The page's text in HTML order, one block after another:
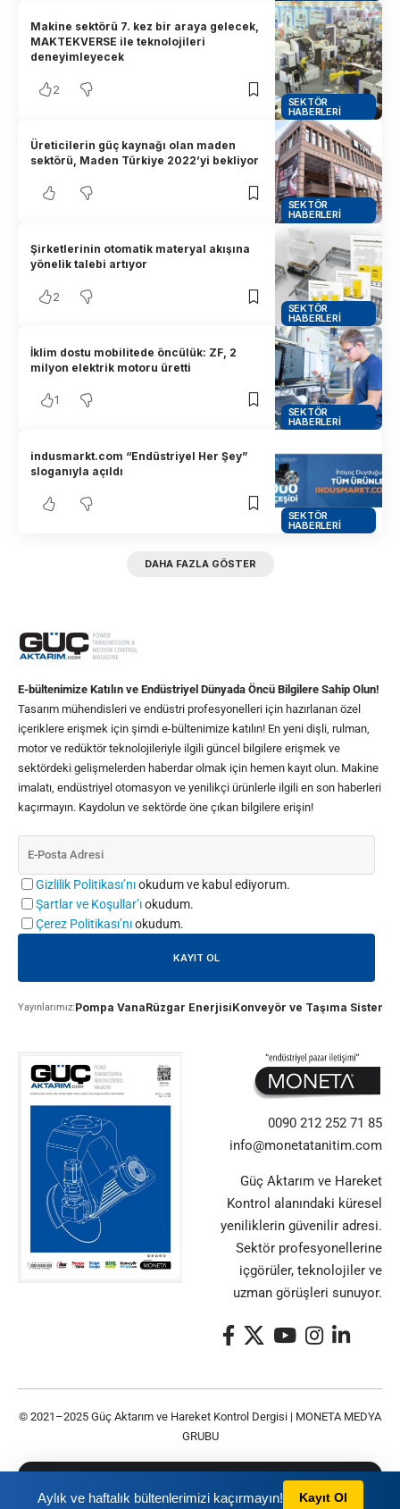
Şartlarını kabul etmiş olursunuz.
TAMAM
SEKTÖR
HABERLERI
Makine sektörü 7. kez bir araya gelecek,
MAKTEKVERSE ile teknolojileri
deneyimleyecek
2
SEKTÖR
HABERLERI
Üreticilerin güç kaynağı olan maden
sektörü, Maden Türkiye 2022’yi bekliyor
SEKTÖR
HABERLERI
Şirketlerinin otomatik materyal akışına
yönelik talebi artıyor
2
SEKTÖR
HABERLERI
İklim dostu mobilitede öncülük: ZF, 2
milyon elektrik motoru üretti
1
SEKTÖR
HABERLERI
indusmarkt.com “Endüstriyel Her Şey”
sloganıyla açıldı
DAHA FAZLA GÖSTER
E-bültenimize Katılın ve Endüstriyel Dünyada Öncü Bilgilere Sahip Olun!
Tasarım mühendisleri ve endüstri profesyonelleri için hazırlanan özel
içeriklere erişmek için şimdi e-bültenimize katılın! En yeni dişli, rulman,
motor ve redüktör teknolojileriyle ilgili güncel bilgilere erişmek ve
sektördeki gelişmelerden haberdar olmak için hemen kayıt olun. Makine
imalatı, endüstriyel otomasyon ve yenilikçi ürünlerle ilgili en son haberleri
kaçırmayın. Kaydolun ve sektörde öne çıkan bilgilere erişin!
Gizlilik Politikası’nıokudum ve kabul ediyorum.
Şartlar ve Koşullar’ıokudum.
Çerez Politikası’nıokudum.
Yayınlarımız:Pompa VanaRüzgar EnerjisiKonveyör ve Taşıma
0090 212 252 71 85
info@monetatanitim.com
Güç Aktarım ve Hareket
Kontrol alanındaki küresel
yeniliklerin güvenilir adresi.
Sektör profesyonellerine
içgörüler, teknolojiler ve
uzman görüşleri sunuyor.
© 2021–2025 Güç Aktarım ve Hareket Kontrol Dergisi | MONETA MEDYA
GRUBU
Aylık ve haftalık bültenlerimizi kaçırmayın! Kayıt Ol